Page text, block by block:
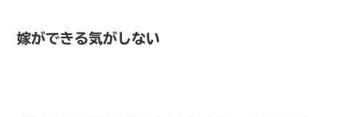
嫁ができる気がしない